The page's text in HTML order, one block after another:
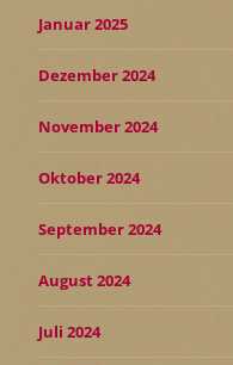
Januar 2025
Dezember 2024
November 2024
Oktober 2024
September 2024
August 2024
Juli 2024